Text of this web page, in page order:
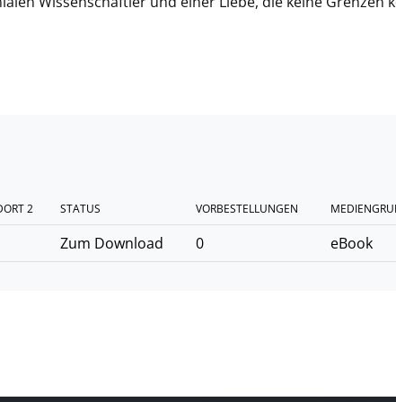
2 STATUS VORBESTELLUNGEN
Zum Download 0 eBook